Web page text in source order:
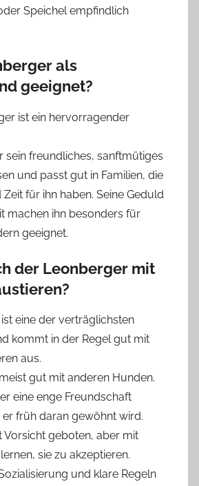
Speichel empfindlich
als
geeignet?
ist ein hervorragender
sein freundliches, sanftmütiges
und passt gut in Familien, die
für ihn haben. Seine Geduld
machen ihn besonders für
geeignet.
der Leonberger mit
eine der verträglichsten
kommt in der Regel gut mit
aus.
gut mit anderen Hunden.
eine enge Freundschaft
früh daran gewöhnt wird.
Vorsicht geboten, aber mit
sie zu akzeptieren.
und klare Regeln